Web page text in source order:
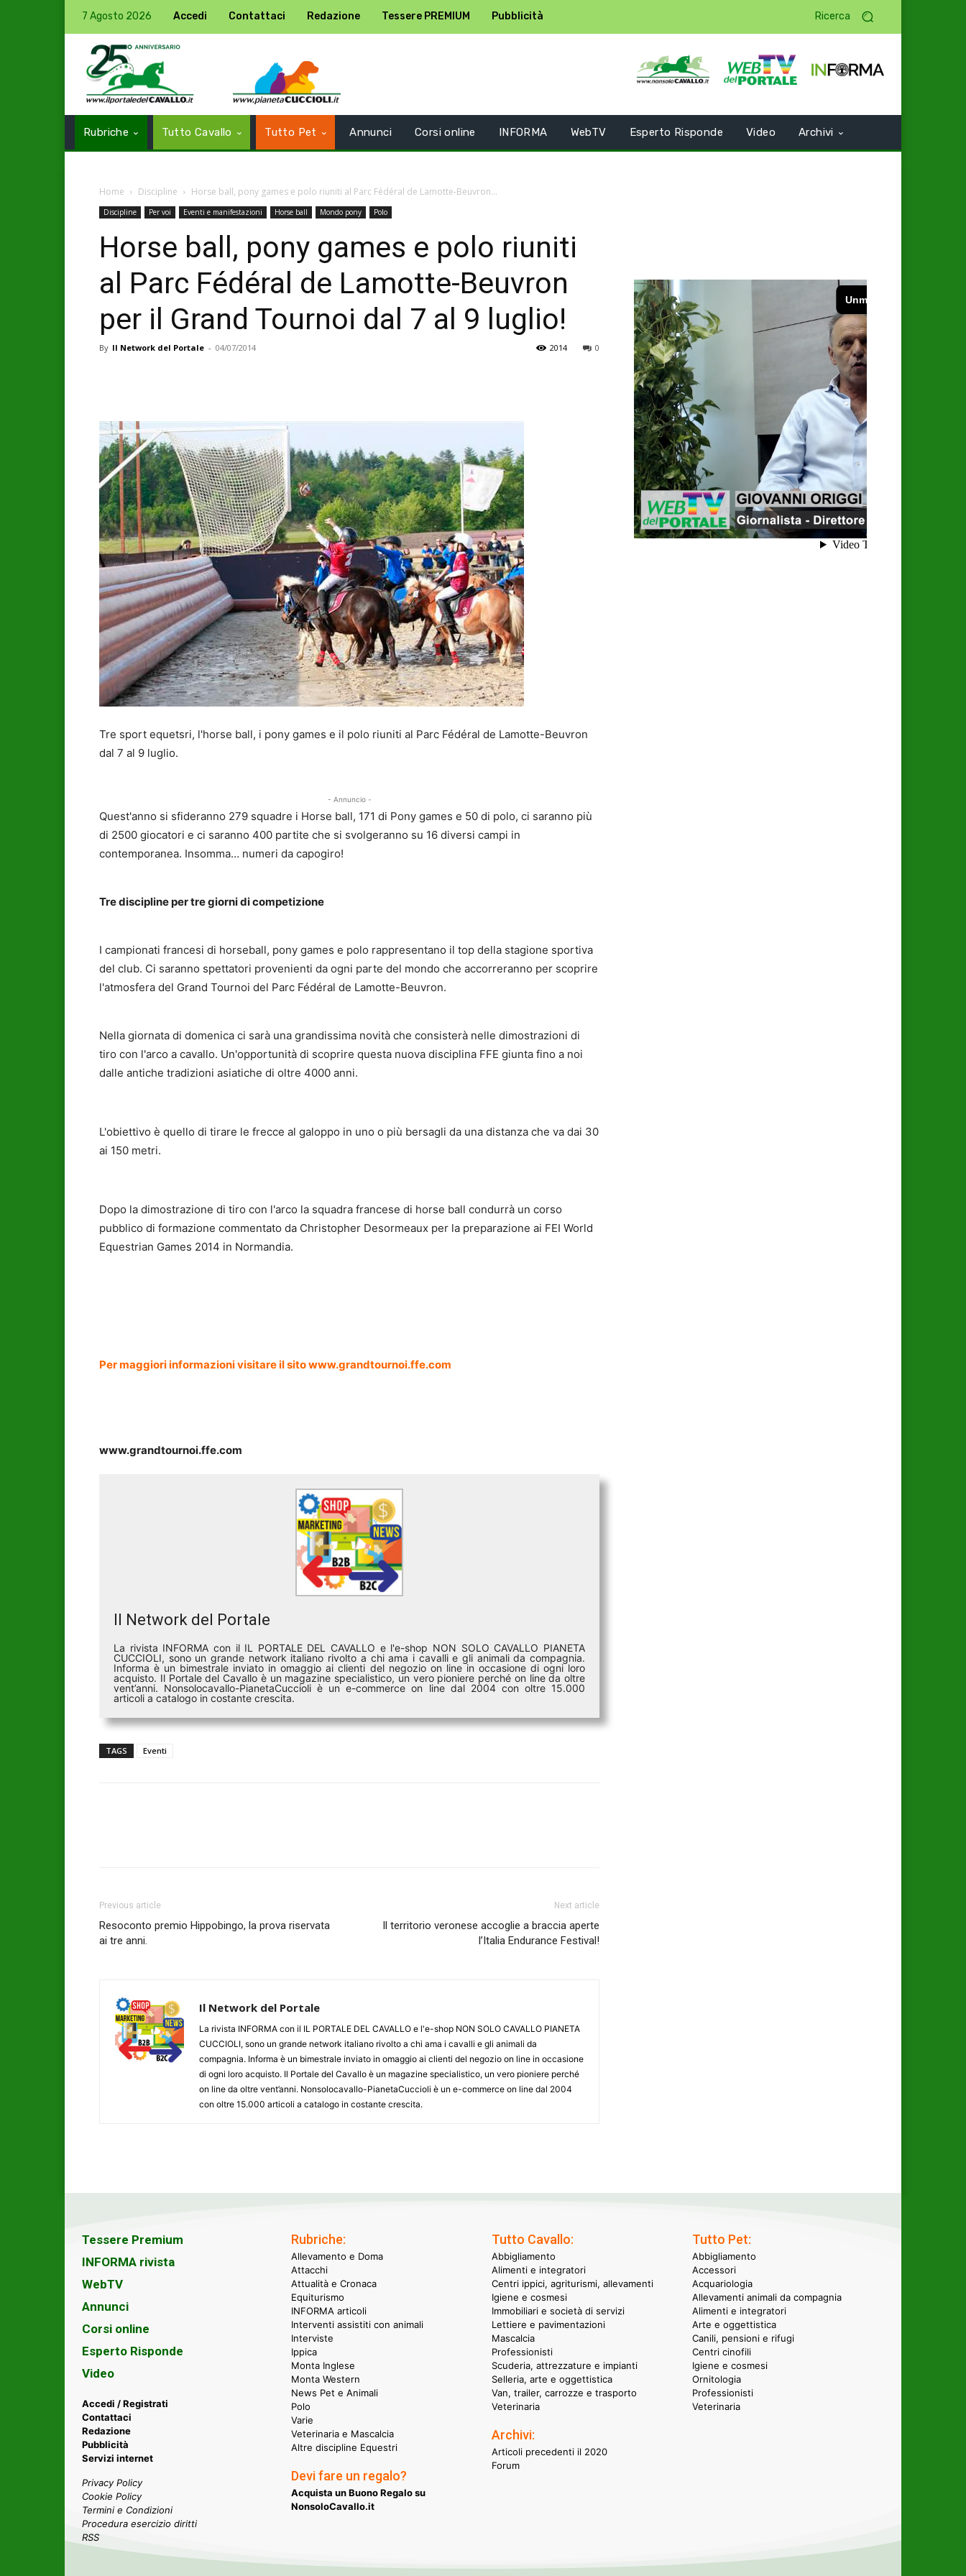
7 Agosto 2026 Accedi Contattaci Redazione Tessere PREMIUM Pubblicità Ricerca
Rubriche Tutto Cavallo Tutto Pet Annunci Corsi online INFORMA WebTV Esperto Risponde Video Archivi
Home Discipline Horse ball, pony games e polo riuniti al Parc Fédéral de Lamotte-Beuvron...
Discipline Per voi Eventi e manifestazioni Horse ball Mondo pony Polo
Horse ball, pony games e polo riuniti
al Parc Fédéral de Lamotte-Beuvron
per il Grand Tournoi dal 7 al 9 luglio!
By Il Network del Portale - 04/07/2014 0
2014
Tre sport equetsri, l'horse ball, i pony games e il polo riuniti al Parc Fédéral de Lamotte-Beuvron
dal 7 al 9 luglio.
- Annuncio -
Quest'anno si sfideranno 279 squadre i Horse ball, 171 di Pony games e 50 di polo, ci saranno più
di 2500 giocatori e ci saranno 400 partite che si svolgeranno su 16 diversi campi in
contemporanea. Insomma… numeri da capogiro!
Tre discipline per tre giorni di competizione
I campionati francesi di horseball, pony games e polo rappresentano il top della stagione sportiva
del club. Ci saranno spettatori provenienti da ogni parte del mondo che accorreranno per scoprire
l'atmosfera del Grand Tournoi del Parc Fédéral de Lamotte-Beuvron.
Nella giornata di domenica ci sarà una grandissima novità che consisterà nelle dimostrazioni di
tiro con l'arco a cavallo. Un'opportunità di scoprire questa nuova disciplina FFE giunta fino a noi
dalle antiche tradizioni asiatiche di oltre 4000 anni.
L'obiettivo è quello di tirare le frecce al galoppo in uno o più bersagli da una distanza che va dai 30
ai 150 metri.
Dopo la dimostrazione di tiro con l'arco la squadra francese di horse ball condurrà un corso
pubblico di formazione commentato da Christopher Desormeaux per la preparazione ai FEI World
Equestrian Games 2014 in Normandia.
Per maggiori informazioni visitare il sito www.grandtournoi.ffe.com
www.grandtournoi.ffe.com
Il Network del Portale
La rivista INFORMA con il IL PORTALE DEL CAVALLO e l'e-shop NON SOLO CAVALLO PIANETA
CUCCIOLI, sono un grande network italiano rivolto a chi ama i cavalli e gli animali da compagnia.
Informa è un bimestrale inviato in omaggio ai clienti del negozio on line in occasione di ogni loro
acquisto. Il Portale del Cavallo è un magazine specialistico, un vero pioniere perché on line da oltre
vent’anni. Nonsolocavallo-PianetaCuccioli è un e-commerce on line dal 2004 con oltre 15.000
articoli a catalogo in costante crescita.
TAGS Eventi
Previous article
Resoconto premio Hippobingo, la prova riservata
ai tre anni.
Next article
Il territorio veronese accoglie a braccia aperte
l’Italia Endurance Festival!
Il Network del Portale
La rivista INFORMA con il IL PORTALE DEL CAVALLO e l'e-shop NON SOLO CAVALLO PIANETA
CUCCIOLI, sono un grande network italiano rivolto a chi ama i cavalli e gli animali da
compagnia. Informa è un bimestrale inviato in omaggio ai clienti del negozio on line in occasione
di ogni loro acquisto. Il Portale del Cavallo è un magazine specialistico, un vero pioniere perché
on line da oltre vent’anni. Nonsolocavallo-PianetaCuccioli è un e-commerce on line dal 2004
con oltre 15.000 articoli a catalogo in costante crescita.
Tessere Premium
INFORMA rivista
WebTV
Annunci
Corsi online
Esperto Risponde
Video
Accedi / Registrati
Contattaci
Redazione
Pubblicità
Servizi internet
Privacy Policy
Cookie Policy
Termini e Condizioni
Procedura esercizio diritti
RSS
Rubriche:
Allevamento e Doma
Attacchi
Attualità e Cronaca
Equiturismo
INFORMA articoli
Interventi assistiti con animali
Interviste
Ippica
Monta Inglese
Monta Western
News Pet e Animali
Polo
Varie
Veterinaria e Mascalcia
Altre discipline Equestri
Devi fare un regalo?
Acquista un Buono Regalo su
NonsoloCavallo.it
Tutto Cavallo:
Abbigliamento
Alimenti e integratori
Centri ippici, agriturismi, allevamenti
Igiene e cosmesi
Immobiliari e società di servizi
Lettiere e pavimentazioni
Mascalcia
Professionisti
Scuderia, attrezzature e impianti
Selleria, arte e oggettistica
Van, trailer, carrozze e trasporto
Veterinaria
Archivi:
Articoli precedenti il 2020
Forum
Tutto Pet:
Abbigliamento
Accessori
Acquariologia
Allevamenti animali da compagnia
Alimenti e integratori
Arte e oggettistica
Canili, pensioni e rifugi
Centri cinofili
Igiene e cosmesi
Ornitologia
Professionisti
Veterinaria